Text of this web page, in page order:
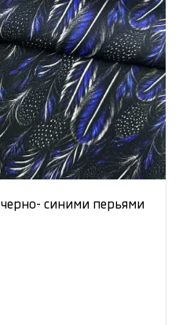
синими перьями